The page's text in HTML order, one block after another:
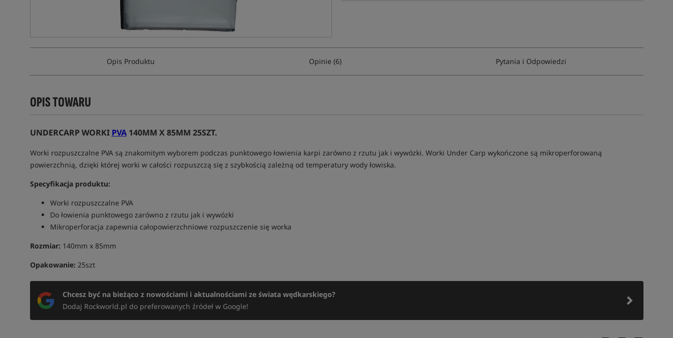
Opis Produktu Opinie (6) Pytania i Odpowiedzi
OPIS TOWARU
UNDERCARP WORKI PVA140MM X 85MM 25SZT.
Worki rozpuszczalne PVA są znakomitym wyborem podczas punktowego łowienia karpi zarówno z rzutu jak i wywózki. Worki Under Carp wykończone są mikroperforowaną
powierzchnią, dzięki której worki w całości rozpuszczą się z szybkością zależną od temperatury wody łowiska.
Specyfikacja produktu:
Worki rozpuszczalne PVA
Do łowienia punktowego zarówno z rzutu jak i wywózki
Mikroperforacja zapewnia całopowierzchniowe rozpuszczenie się worka
Rozmiar: 140mm x 85mm
Opakowanie: 25szt
Chcesz być na bieżąco z nowościami i aktualnościami ze świata wędkarskiego?
Dodaj Rockworld.pl do preferowanych źródeł w Google!